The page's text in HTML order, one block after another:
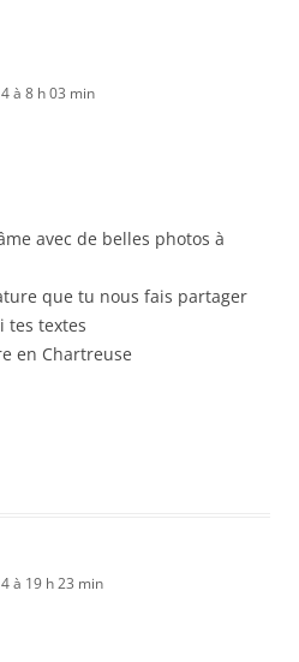
à 8 h 03 min
avec de belles photos à
que tu nous fais partager
tes textes
en Chartreuse
à 19 h 23 min